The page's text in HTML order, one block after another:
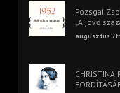
Pozsgai
„A jövő
augusztus
CHRISTINA